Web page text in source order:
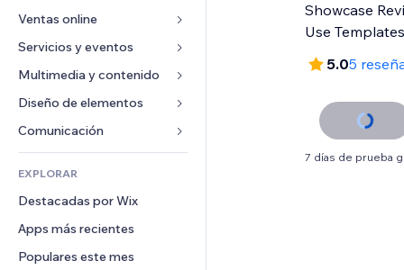
Anuncios
Móvil
Analíticas
Anuncios del sitio
Email
Ventas online
Apps para tiendas
Envíos y entregas
Botones de venta
Contabilidad
Cupones y fidelización
Almacenamiento de mercancía
Servicios y eventos
Hoteles
Eventos
Restaurantes
Inmobiliarias
Reservas
Multimedia y contenido
Galerías
Música
Pódcast
Fotografía
Video
PDF
Compartir archivos
Diseño de elementos
Mapas y navegación
Privacidad y seguridad
Reloj
Plantillas para páginas
Efectos de imágenes
Botones y menús
Formularios
Encuestas
Chat
Comentarios
EXPLORAR
Destacadas por Wix
Apps más recientes
Populares este mes
Showcase
Use Templates
5.05
7 días de prueba